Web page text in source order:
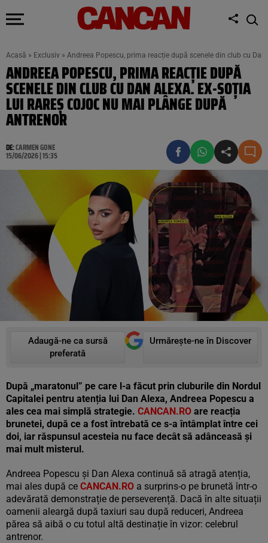
Acasă » Exclusiv » Andreea Popescu, prima reacție după scenele din club cu
ANDREEA POPESCU, PRIMA REACȚIE DUPĂ
SCENELE DIN CLUB CU DAN ALEXA. EX-SOȚIA
LUI RAREȘ COJOC NU MAI PLÂNGE DUPĂ
ANTRENOR
DE:CARMEN GONE
15/06/2026 | 15:35
Adaugă-ne ca sursă
preferată
Urmărește-ne în Discover
După „maratonul” pe care l-a făcut prin cluburile din Nordul
Capitalei pentru atenția lui Dan Alexa, Andreea Popescu a
ales cea mai simplă strategie. CANCAN.RO are reacția
brunetei, după ce a fost întrebată ce s-a întâmplat între cei
doi, iar răspunsul acesteia nu face decât să adânceasă și
mai mult misterul.
Andreea Popescu și Dan Alexa continuă să atragă atenția,
mai ales după ce CANCAN.RO a surprins-o pe brunetă într-o
adevărată demonstrație de perseverență. Dacă în alte situații
oamenii aleargă după taxiuri sau după reduceri, Andreea
părea să aibă o cu totul altă destinație în vizor: celebrul
antrenor.